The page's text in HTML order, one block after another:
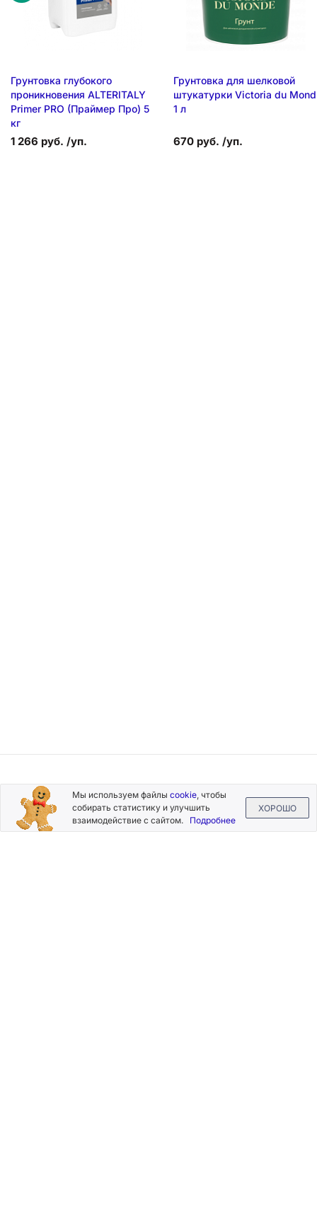
Грунтовка глубокого
проникновения ALTERITALY
Primer PRO (Праймер Про) 5
кг
1 266 руб. /уп.
Грунтовка для шелковой
штукатурки Victoria du
1 л
670 руб. /уп.
Подписывайтесь
на новости и акции
Мы используем файлы cookie, чтобы
собирать статистику и улучшить
взаимодействие с сайтом. Подробнее
ХОРОШО